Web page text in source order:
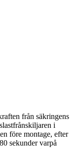
från säkringens
i
före montage, efter
sekunder varpå